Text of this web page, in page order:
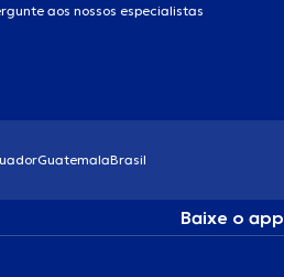
aos nossos especialistas
GuatemalaBrasil
Baixe o app